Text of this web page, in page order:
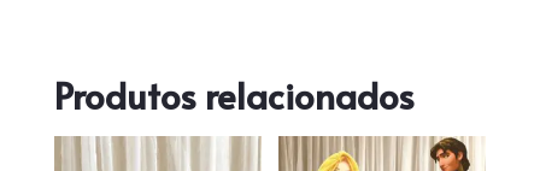
Produtos relacionados